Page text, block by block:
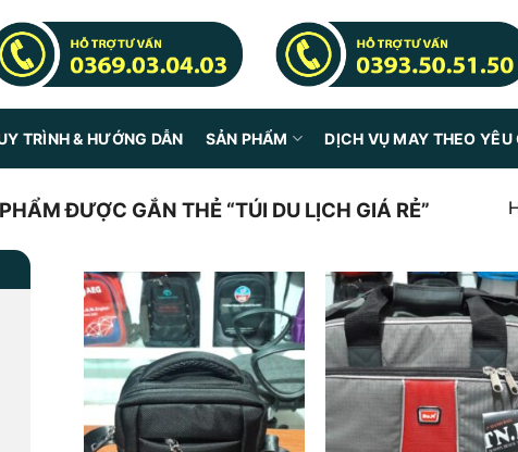
TRÌNH & HƯỚNG DẪN SẢN PHẨM DỊCH VỤ MAY THEO YÊU
ĐƯỢC GẮN THẺ “TÚI DU LỊCH GIÁ RẺ”